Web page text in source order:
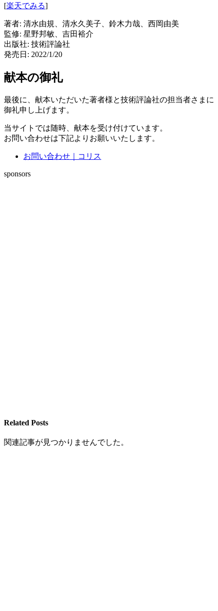
[楽天でみる]
著者: 清水由規、清水久美子、鈴木力哉、西岡由美
監修: 星野邦敏、吉田裕介
出版社: 技術評論社
発売日: 2022/1/20
献本の御礼
最後に、献本いただいた著者様と技術評論社の担当者さまに
御礼申し上げます。
当サイトでは随時、献本を受け付けています。
お問い合わせは下記よりお願いいたします。
お問い合わせ｜コリス
sponsors
Related Posts
関連記事が見つかりませんでした。